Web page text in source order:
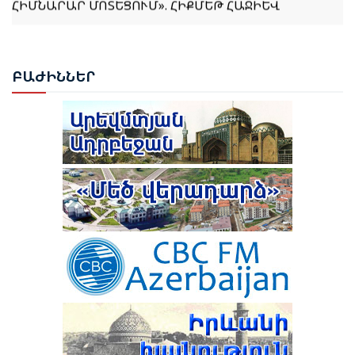
ՆԱԽԱԳԱՀ ՎԱՀԱԳՆ ԽԱՉԱՏՈՒՐՅԱՆԸ ՍՏՈՐԱԳՐԵՑ
ՆԻԿՈԼ ՓԱՇԻՆՅԱՆԻՆ ՎԱՐՉԱՊԵՏ ՆՇԱՆԱԿԵԼՈՒ
ՄԱՍԻՆ ՀՐԱՄԱՆԱԳԻՐԸ
ԻԼՀԱՄ ԱԼԻԵՎ. ԿԵՆՏՐՈՆԱԿԱՆ ԱՍԻԱՅԻ ԵՐԿՐՆԵՐԻ
ՀԵՏ ՀԱՐԱԲԵՐՈՒԹՅՈՒՆՆԵՐԸ ԱԴՐԲԵՋԱՆԻ
ԱՐՏԱՔԻՆ ՔԱՂԱՔԱԿԱՆՈՒԹՅԱՆ ՀԻՄՆԱԿԱՆ
ԱՌԱՋՆԱՀԵՐԹՈՒԹՅՈՒՆՆԵՐԻՑ ՄԵԿՆ ԵՆ
ԹՈՒՐՔԻԱՅԻ ՀԵՏ ՀԱՏՈՒԿ ԲԱՆԱԳՆԱՑԻ ՀԵՏ
ԿԱՊՎԱԾ ՈՐՈՇՈՒՄ ԴԵՌ ՉԿԱ․ ՓԱՇԻՆՅԱՆ
ԲԱԺԻՆՆԵՐ
ՆԱԽԱԳԱՀ ԻԼՀԱՄ ԱԼԻԵՎԸ ՄԱՍՆԱԿՑԵԼ Է